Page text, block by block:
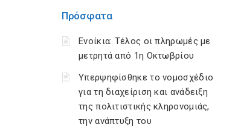
Πρόσφατα
Ενοίκια: Τέλος οι πληρωμές με
μετρητά από 1η Οκτωβρίου
Υπερψηφίσθηκε το νομοσχέδιο
για τη διαχείριση και ανάδειξη
της πολιτιστικής κληρονομιάς,
την ανάπτυξη του